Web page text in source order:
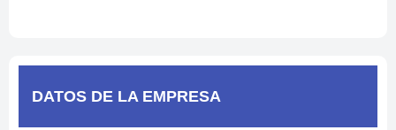
DATOS DE LA EMPRESA